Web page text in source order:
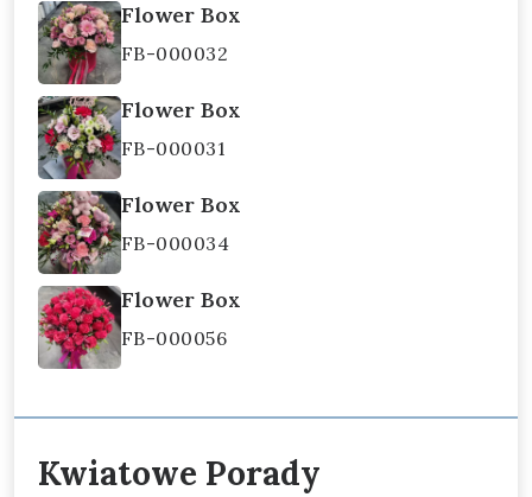
Flower Box
FB-000032
Flower Box
FB-000031
Flower Box
FB-000034
Flower Box
FB-000056
Kwiatowe Porady